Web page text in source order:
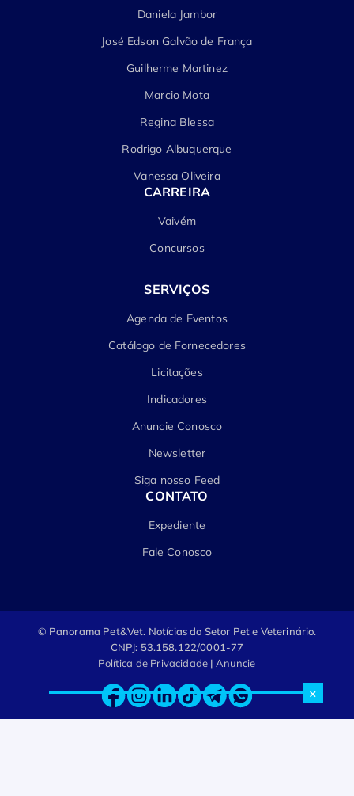
×
Daniela Jambor
José Edson Galvão de França
Guilherme Martinez
Marcio Mota
Regina Blessa
Rodrigo Albuquerque
Vanessa Oliveira
CARREIRA
Vaivém
Concursos
SERVIÇOS
Agenda de Eventos
Catálogo de Fornecedores
Licitações
Indicadores
Anuncie Conosco
Newsletter
Siga nosso Feed
CONTATO
Expediente
Fale Conosco
© Panorama Pet&Vet. Notícias do Setor Pet e Veterinário.
CNPJ: 53.158.122/0001-77
Política de Privacidade | Anuncie